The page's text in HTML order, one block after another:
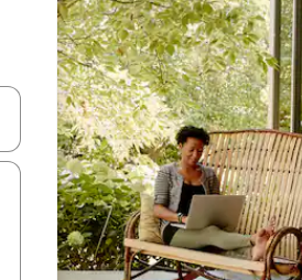
usando las teclas de las flechas